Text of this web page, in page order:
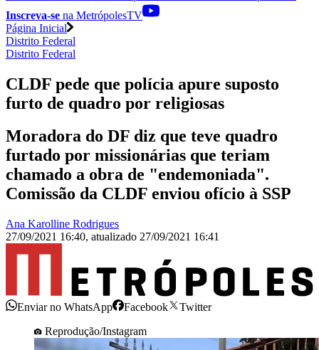
Inscreva-se na MetrópolesTV
Página Inicial
Distrito Federal
Distrito Federal
CLDF pede que polícia apure suposto
furto de quadro por religiosas
Moradora do DF diz que teve quadro
furtado por missionárias que teriam
chamado a obra de "endemoniada".
Comissão da CLDF enviou ofício à SSP
Ana Karolline Rodrigues
27/09/2021 16:40, atualizado 27/09/2021 16:41
Enviar no WhatsApp Facebook
Twitter
Reprodução/Instagram